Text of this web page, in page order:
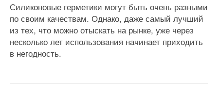
Силиконовые герметики могут быть очень разными
по своим качествам. Однако, даже самый лучший
из тех, что можно отыскать на рынке, уже через
несколько лет использования начинает приходить
в негодность.